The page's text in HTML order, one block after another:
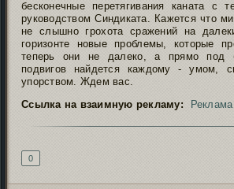
бесконечные перетягивания каната с
руководством Синдиката. Кажется что
не слышно грохота сражений на
горизонте новые проблемы, которые
теперь они не далеко, а прямо под
подвигов найдется каждому - умом,
упорством. Ждем вас.
Ссылка на взаимную рекламу:
0